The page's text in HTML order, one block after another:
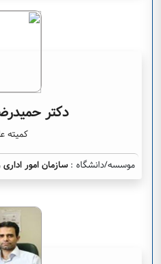
دکتر
کمیته
موسسه/دانشگاه : سازمان امور